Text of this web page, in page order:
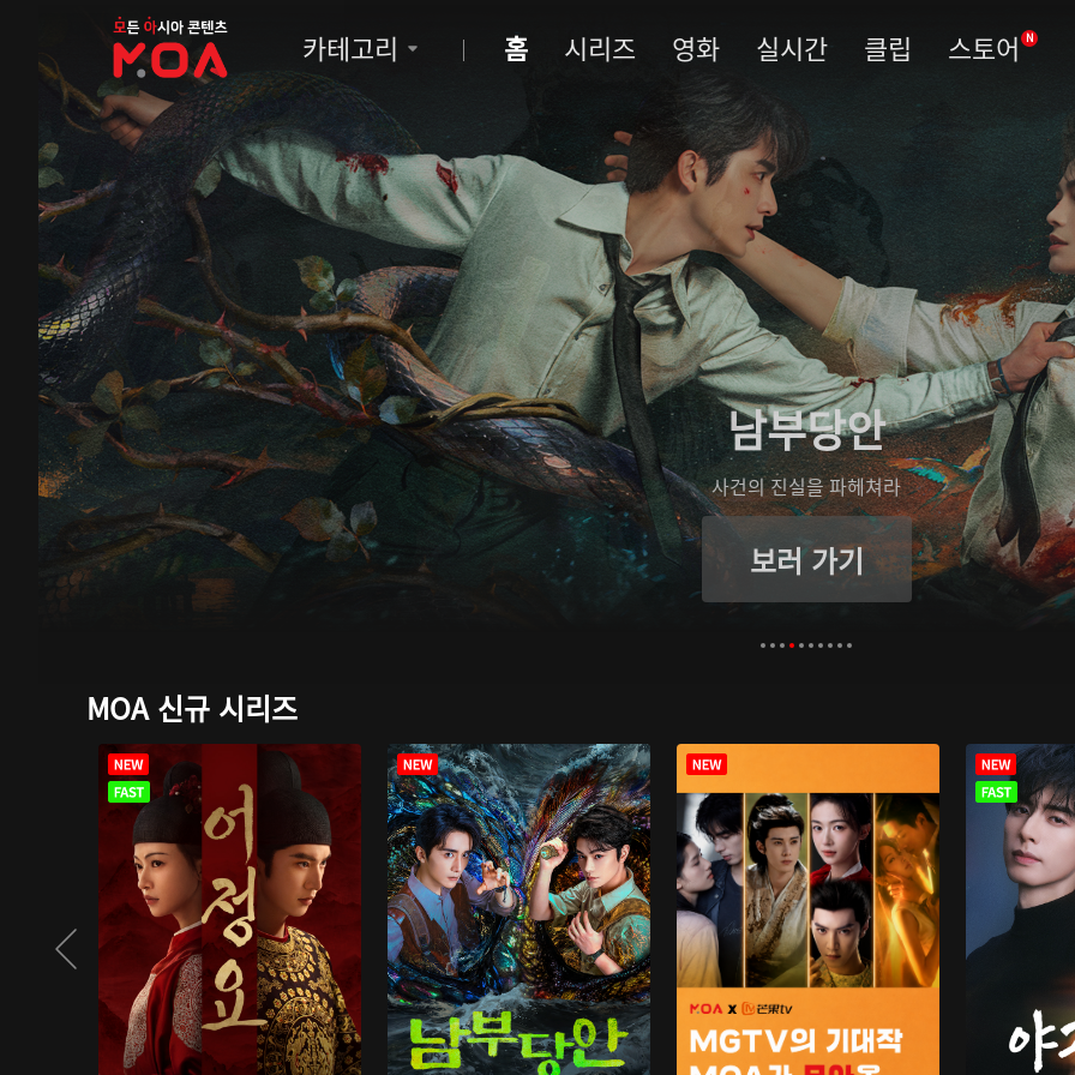
MOA
카테고리 홈 시리즈 영화 실시간 클립 스토어 N
남부당안
사건의 진실을 파헤쳐라
보러 가기
MOA 신규 시리즈